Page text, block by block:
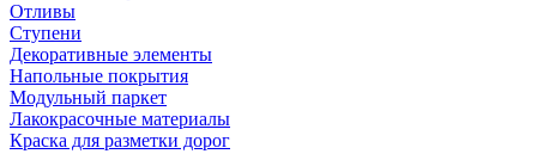
Отливы
Ступени
Декоративные элементы
Напольные покрытия
Модульный паркет
Лакокрасочные материалы
Краска для разметки дорог